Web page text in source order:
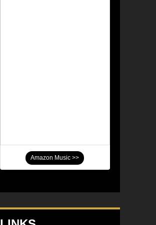
Amazon Music >>